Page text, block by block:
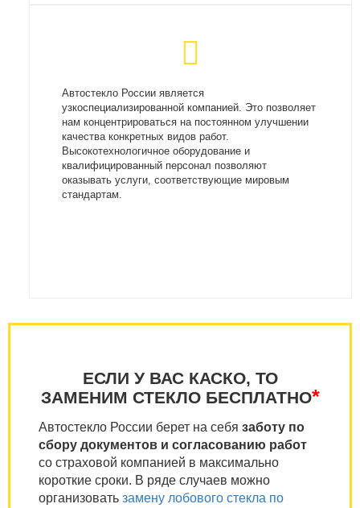
Автостекло России является
узкоспециализированной компанией. Это позволяет
нам концентрироваться на постоянном улучшении
качества конкретных видов работ.
Высокотехнологичное оборудование и
квалифицированный персонал позволяют
оказывать услуги, соответствующие мировым
стандартам.
ЕСЛИ У ВАС КАСКО, ТО
ЗАМЕНИМ СТЕКЛО БЕСПЛАТНО*
Автостекло России берет на себя заботу по
сбору документов и согласованию работ
со страховой компанией в максимально
короткие сроки. В ряде случаев можно
организовать замену лобового стекла по